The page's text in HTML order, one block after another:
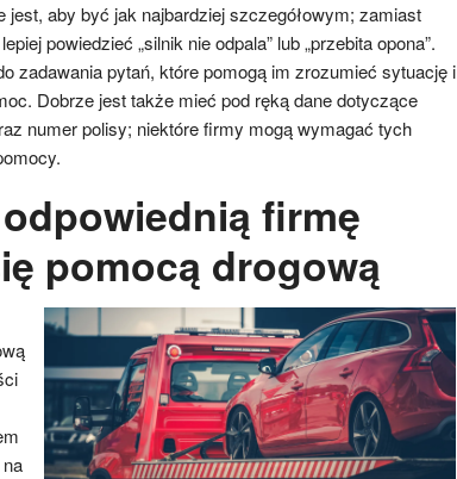
jest, aby być jak najbardziej szczegółowym; zamiast
powiedzieć „silnik nie odpala” lub „przebita opona”.
zadawania pytań, które pomogą im zrozumieć sytuację i
Dobrze jest także mieć pod ręką dane dotyczące
numer polisy; niektóre firmy mogą wymagać tych
firmę
pomocą drogową